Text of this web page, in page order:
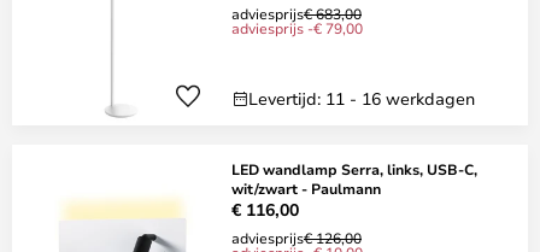
adviesprijs€ 683,00
adviesprijs -€ 79,00
Levertijd: 11 - 16 werkdagen
LED wandlamp Serra, links, USB-C,
wit/zwart - Paulmann
€ 116,00
adviesprijs€ 126,00